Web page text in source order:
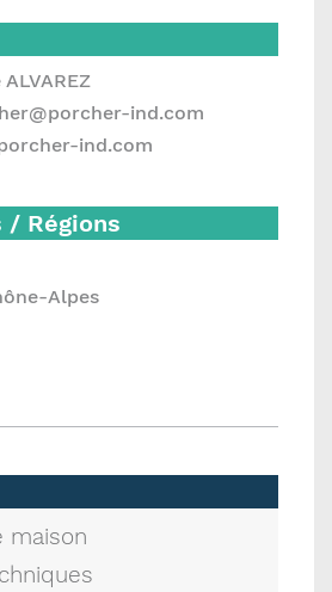
ind.com
ind.com
/ Régions
Alpes
maison